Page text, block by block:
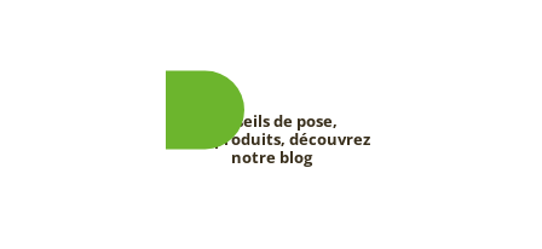
Conseils de pose,
tests produits, découvrez
notre blog